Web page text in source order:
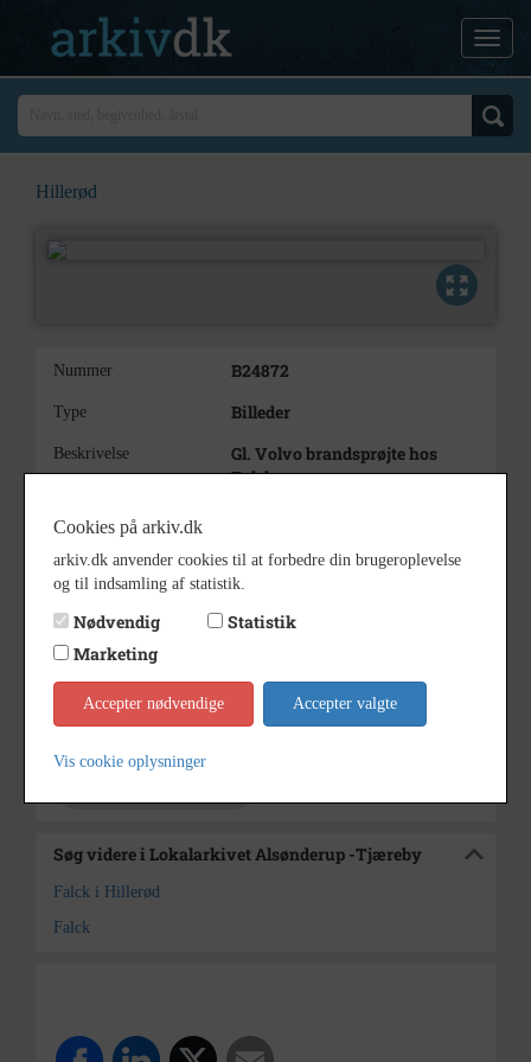
Hillerød
Nummer B24872
Type Billeder
Beskrivelse
Gl. Volvo brandsprøjte hos
Falck
Bemærkning
Årstal 1975
Dateringsnote 1975
Arkiv
Lokalarkivet Alsønderup -
Tjæreby
Søg videre i Lokalarkivet Alsønderup -Tjæreby
Falck i Hillerød
Falck
Cookies på arkiv.dk
arkiv.dk anvender cookies til at forbedre din brugeroplevelse
og til indsamling af statistik.
Nødvendig
Statistik
Marketing
Accepter nødvendige Accepter valgte
Vis cookie oplysninger